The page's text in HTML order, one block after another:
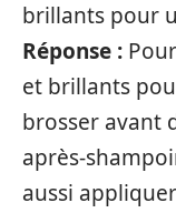
brillants pour
Réponse :
et brillants
brosser avant
après-
aussi